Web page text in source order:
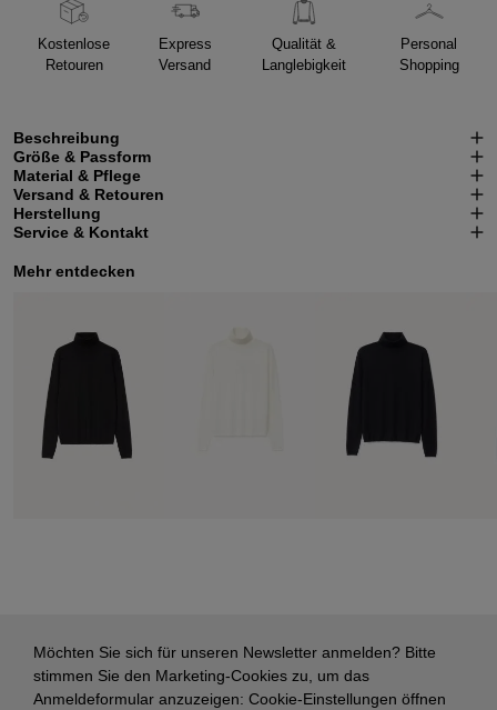
Kostenlose
Retouren
Express
Versand
Qualität &
Langlebigkeit
Personal
Shopping
Beschreibung
Größe & Passform
Material & Pflege
Versand & Retouren
Herstellung
Service & Kontakt
Mehr entdecken
Möchten Sie sich für unseren Newsletter anmelden? Bitte
stimmen Sie den Marketing-Cookies zu, um das
Anmeldeformular anzuzeigen: Cookie-Einstellungen öffnen